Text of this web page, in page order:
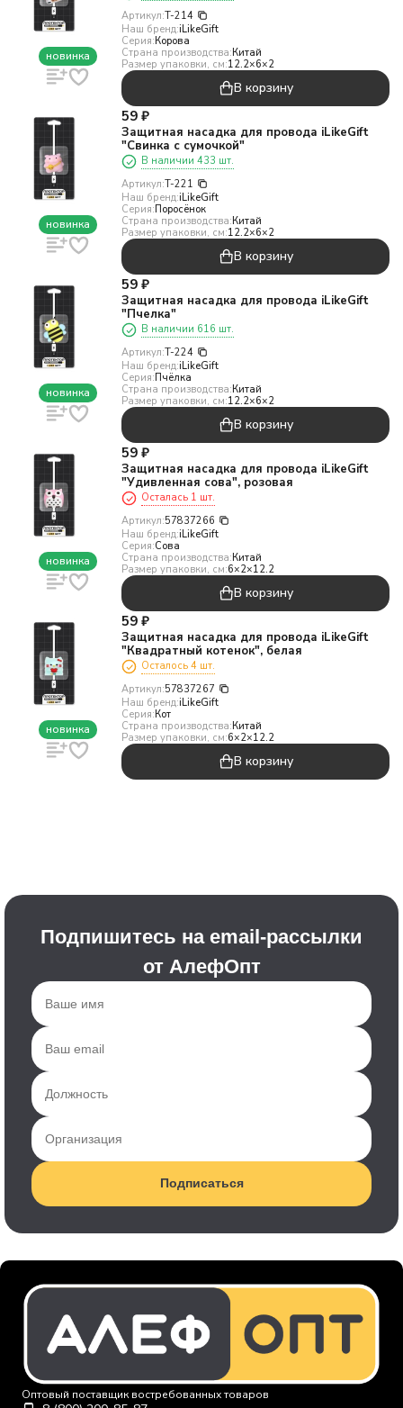
новинка
Артикул:T-214
Наш бренд:iLikeGift
Серия:Корова
Страна производства:Китай
Размер упаковки, см:12.2×6×2
В корзину
новинка
59 ₽
Защитная насадка для провода iLikeGift
"Свинка с сумочкой"
В наличии 433 шт.
Артикул:T-221
Наш бренд:iLikeGift
Серия:Поросёнок
Страна производства:Китай
Размер упаковки, см:12.2×6×2
В корзину
новинка
59 ₽
Защитная насадка для провода iLikeGift
"Пчелка"
В наличии 616 шт.
Артикул:T-224
Наш бренд:iLikeGift
Серия:Пчёлка
Страна производства:Китай
Размер упаковки, см:12.2×6×2
В корзину
новинка
59 ₽
Защитная насадка для провода iLikeGift
"Удивленная сова", розовая
Осталась 1 шт.
Артикул:57837266
Наш бренд:iLikeGift
Серия:Сова
Страна производства:Китай
Размер упаковки, см:6×2×12.2
В корзину
новинка
59 ₽
Защитная насадка для провода iLikeGift
"Квадратный котенок", белая
Осталось 4 шт.
Артикул:57837267
Наш бренд:iLikeGift
Серия:Кот
Страна производства:Китай
Размер упаковки, см:6×2×12.2
В корзину
Подпишитесь на email-рассылки
от АлефОпт
Подписаться
Оптовый поставщик востребованных товаров